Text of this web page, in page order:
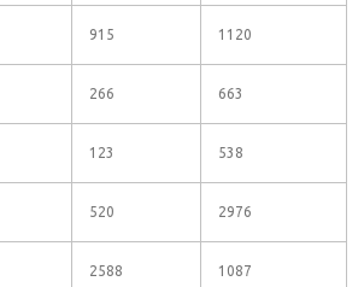
915 1120
266 663
123 538
520 2976
2588 1087